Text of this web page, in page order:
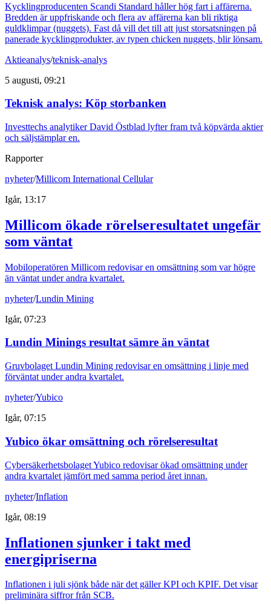
Kycklingproducenten Scandi Standard håller hög fart i affärerna.
Bredden är uppfriskande och flera av affärerna kan bli riktiga
guldklimpar (nuggets). Fast då vill det till att just storsatsningen på
panerade kycklingprodukter, av typen chicken nuggets, blir lönsam.
Aktieanalys/teknisk-analys
5 augusti, 09:21
Teknisk analys: Köp storbanken
Investtechs analytiker David Östblad lyfter fram två köpvärda aktier
och säljstämplar en.
Rapporter
nyheter/Millicom International Cellular
Igår, 13:17
Millicom ökade rörelseresultatet ungefär
som väntat
Mobiloperatören Millicom redovisar en omsättning som var högre
än väntat under andra kvartalet.
nyheter/Lundin Mining
Igår, 07:23
Lundin Minings resultat sämre än väntat
Gruvbolaget Lundin Mining redovisar en omsättning i linje med
förväntat under andra kvartalet.
nyheter/Yubico
Igår, 07:15
Yubico ökar omsättning och rörelseresultat
Cybersäkerhetsbolaget Yubico redovisar ökad omsättning under
andra kvartalet jämfört med samma period året innan.
nyheter/Inflation
Igår, 08:19
Inflationen sjunker i takt med
energipriserna
Inflationen i juli sjönk både när det gäller KPI och KPIF. Det visar
preliminära siffror från SCB.